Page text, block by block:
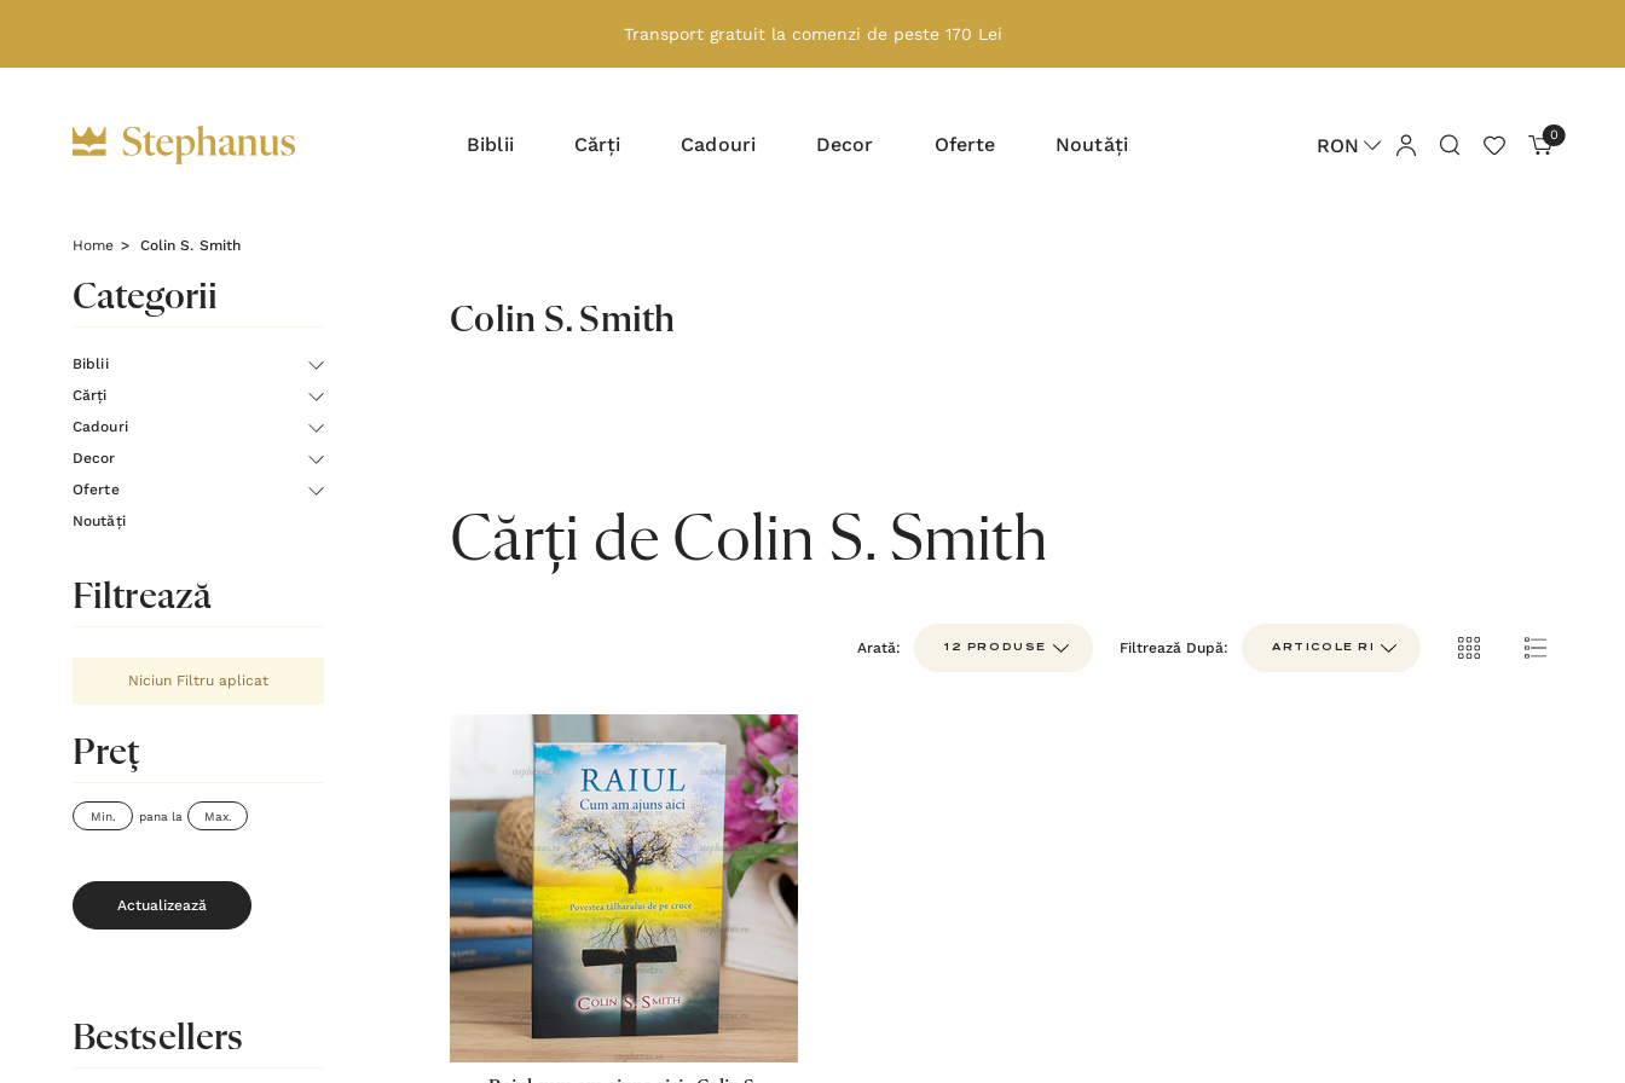
Transport gratuit la comenzi de peste 170 Lei
Biblii Cărți Cadouri Decor Oferte Noutăți RON 0
Home Colin S. Smith
Categorii
Biblii
Cărți
Cadouri
Decor
Oferte
Noutăți
Filtrează
Niciun Filtru aplicat
Preţ
pana la
Actualizează
Bestsellers
Colin S. Smith
Cărți de Colin S. Smith
Arată: Filtrează După: